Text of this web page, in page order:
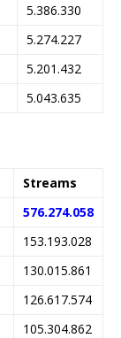
5.386.330
5.274.227
5.201.432
5.043.635
Streams
576.274.058
153.193.028
130.015.861
126.617.574
105.304.862